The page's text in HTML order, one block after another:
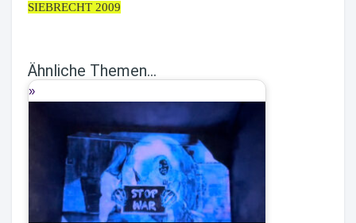
SIEBRECHT 2009
Ähnliche Themen...